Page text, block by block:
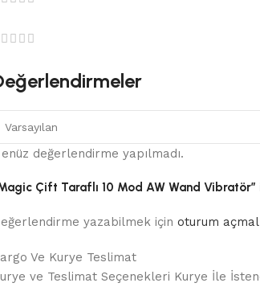
değerlendirme yapılmadı.
Çift Taraflı 10 Mod AW Wand
yazabilmek için oturum
Ve Kurye Teslimat
ve Teslimat Seçenekleri Kurye İle